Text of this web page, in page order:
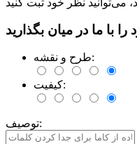
طرح و نقشه:
کیفیت:
توصیف: